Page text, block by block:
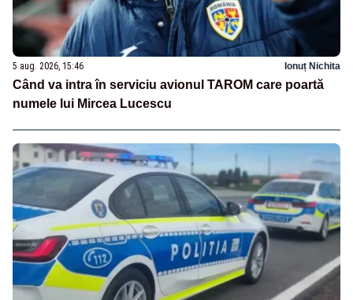
5 aug. 2026, 15:46 Ionuț Nichita
Când va intra în serviciu avionul TAROM care poartă
numele lui Mircea Lucescu